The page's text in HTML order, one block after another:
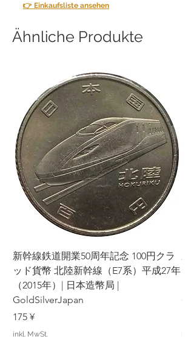
👉 Einkaufsliste ansehen
Ähnliche Produkte
新幹線鉄道開業50周年記念 100円クラ
ッド貨幣 北陸新幹線（E7系）平成27年
（2015年）| 日本造幣局 |
GoldSilverJapan
Preis
175 ¥
inkl. MwSt.